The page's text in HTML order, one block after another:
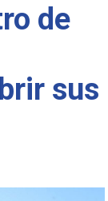
de
sus